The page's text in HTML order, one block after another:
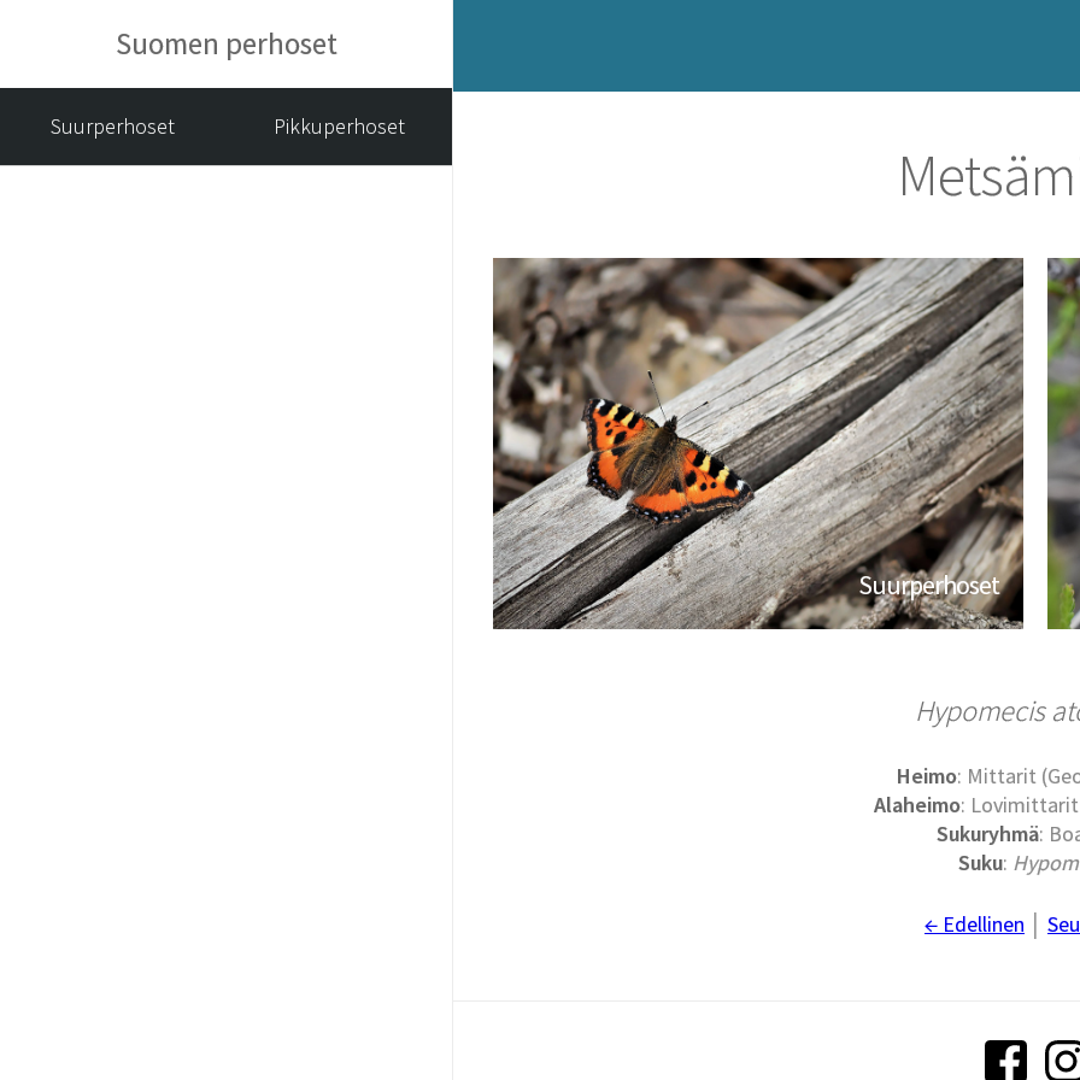
Suomen perhoset
Suurperhoset Pikkuperhoset
Suurperhoset
Hypomecis
Heimo: Mittarit
Alaheimo: Lovimittarit
Sukuryhmä:
Suku:
← Edellinen